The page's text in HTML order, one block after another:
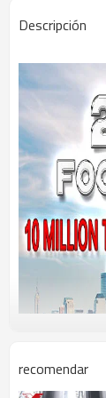
Descripción
recomendar